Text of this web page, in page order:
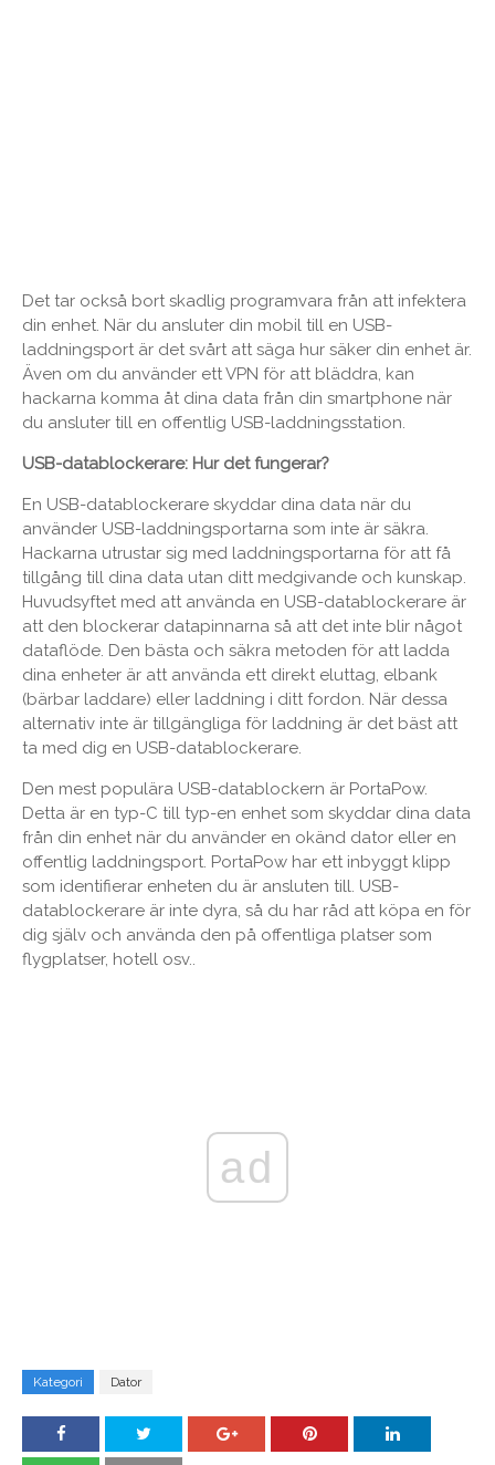
Det tar också bort skadlig programvara från att infektera
din enhet. När du ansluter din mobil till en USB-
laddningsport är det svårt att säga hur säker din enhet är.
Även om du använder ett VPN för att bläddra, kan
hackarna komma åt dina data från din smartphone när
du ansluter till en offentlig USB-laddningsstation.
USB-datablockerare: Hur det fungerar?
En USB-datablockerare skyddar dina data när du
använder USB-laddningsportarna som inte är säkra.
Hackarna utrustar sig med laddningsportarna för att få
tillgång till dina data utan ditt medgivande och kunskap.
Huvudsyftet med att använda en USB-datablockerare är
att den blockerar datapinnarna så att det inte blir något
dataflöde. Den bästa och säkra metoden för att ladda
dina enheter är att använda ett direkt eluttag, elbank
(bärbar laddare) eller laddning i ditt fordon. När dessa
alternativ inte är tillgängliga för laddning är det bäst att
ta med dig en USB-datablockerare.
Den mest populära USB-datablockern är PortaPow.
Detta är en typ-C till typ-en enhet som skyddar dina data
från din enhet när du använder en okänd dator eller en
offentlig laddningsport. PortaPow har ett inbyggt klipp
som identifierar enheten du är ansluten till. USB-
datablockerare är inte dyra, så du har råd att köpa en för
dig själv och använda den på offentliga platser som
flygplatser, hotell osv..
ad
Kategori Dator